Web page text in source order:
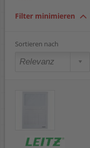
kirschrot
rot
Filter minimieren
Sortieren nach